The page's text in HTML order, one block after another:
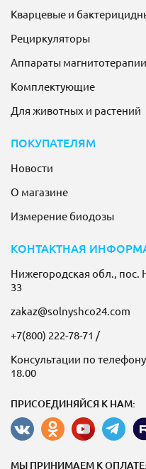
Кварцевые и
Рециркуляторы
Аппараты магнитотерапии
Комплектующие
Для животных и растений
ПОКУПАТЕЛЯМ
Новости
О магазине
Измерение биодозы
КОНТАКТНАЯ
Нижегородская обл.,
33
zakaz@solnyshco24.com
+7(800) 222-78-71 /
Консультации по
18.00
ПРИСОЕДИНЯЙСЯ К НАМ:
МЫ ПРИНИМАЕМ К ОПЛАТЕ: